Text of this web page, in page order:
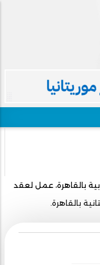
بالقاهرة، عمل لعقد
بالقاهرة.